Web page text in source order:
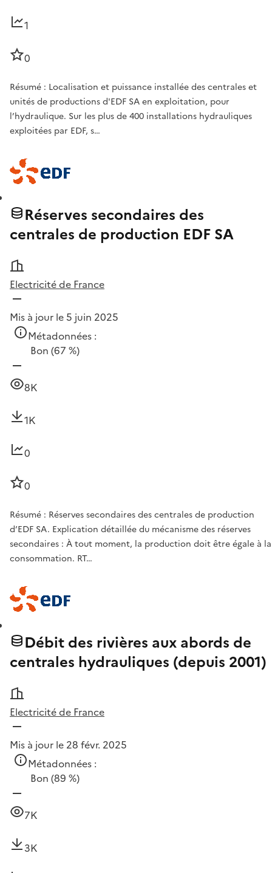
1
0
Résumé : Localisation et puissance installée des centrales et
unités de productions d'EDF SA en exploitation, pour
l’hydraulique. Sur les plus de 400 installations hydrauliques
exploitées par EDF, s…
Réserves secondaires des
centrales de production EDF SA
Electricité de France
Mis à jour le 5 juin 2025
Métadonnées :
Bon (67 %)
8K
1K
0
0
Résumé : Réserves secondaires des centrales de production
d’EDF SA. Explication détaillée du mécanisme des réserves
secondaires : À tout moment, la production doit être égale à la
consommation. RT…
Débit des rivières aux abords de
centrales hydrauliques (depuis 2001)
Electricité de France
Mis à jour le 28 févr. 2025
Métadonnées :
Bon (89 %)
7K
3K